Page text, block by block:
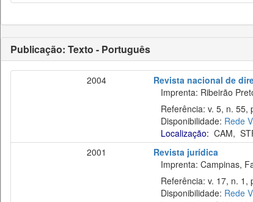
Publicação: Texto - Português
2004
Revista nacional de
Imprenta: Ribeirão
Referência: v. 5, n. 55,
Disponibilidade: Rede
Localização: CAM,
2001
Revista jurídica
Imprenta: Campinas,
Referência: v. 17, n. 1,
Disponibilidade: Rede